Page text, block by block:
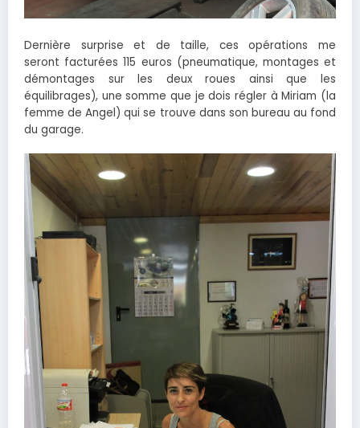
Dernière surprise et de taille, ces opérations me
seront facturées 115 euros (pneumatique, montages et
démontages sur les deux roues ainsi que les
équilibrages), une somme que je dois régler à Miriam (la
femme de Angel) qui se trouve dans son bureau au fond
du garage.